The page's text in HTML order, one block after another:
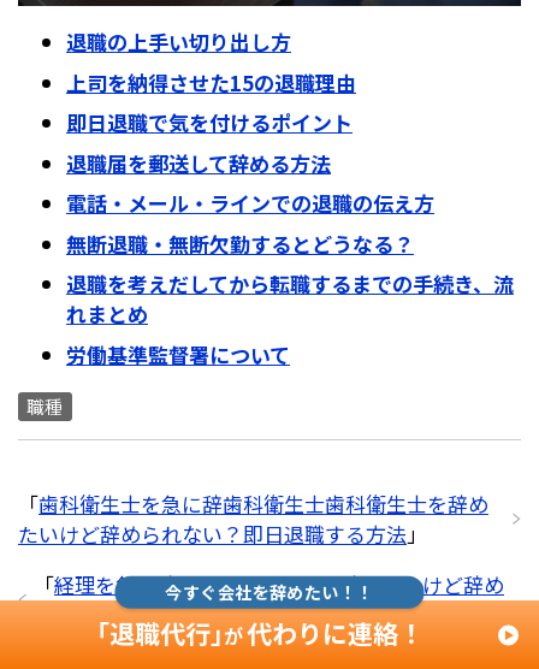
退職の上手い切り出し方
上司を納得させた15の退職理由
即日退職で気を付けるポイント
退職届を郵送して辞める方法
電話・メール・ラインでの退職の伝え方
無断退職・無断欠勤するとどうなる？
退職を考えだしてから転職するまでの手続き、流
れまとめ
労働基準監督署について
職種
「歯科衛生士を急に辞歯科衛生士歯科衛生士を辞め
たいけど辞められない？即日退職する方法」
「経理を急に辞めるには？経理を辞めたいけど辞め
られない？即日退職する方法」
今すぐ会社を辞めたい！！
「退職代行」が代わりに連絡！